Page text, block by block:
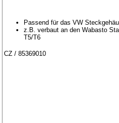
Passend für das VW
z.B. verbaut an den Wabasto
T5/T6
CZ / 85369010